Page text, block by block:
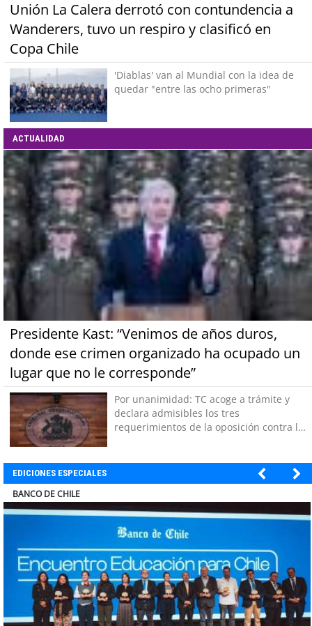
Unión La Calera derrotó con contundencia a
Wanderers, tuvo un respiro y clasificó en
Copa Chile
'Diablas' van al Mundial con la idea de
quedar "entre las ocho primeras"
ACTUALIDAD
Presidente Kast: “Venimos de años duros,
donde ese crimen organizado ha ocupado un
lugar que no le corresponde”
Por unanimidad: TC acoge a trámite y
declara admisibles los tres
requerimientos de la oposición contra la
EDICIONES ESPECIALES
ELECTROLUX